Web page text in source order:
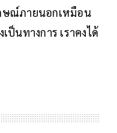
ษณ์ภายนอกเหมือน
ป็นทางการ เราคงได้